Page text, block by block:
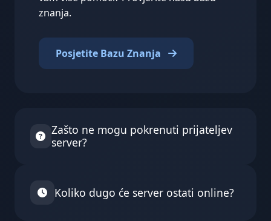
znanja.
Posjetite Bazu Znanja
Zašto ne mogu pokrenuti prijateljev
server?
pokretanje iz sigurnosnih razloga. Također,
serveri na određenim planovima ili iz
Koliko dugo će server ostati online?